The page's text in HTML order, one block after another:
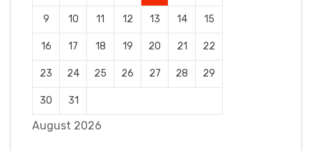
August 2026
9 10 11 12 13 14 15
16 17 18 19 20 21 22
23 24 25 26 27 28 29
30 31